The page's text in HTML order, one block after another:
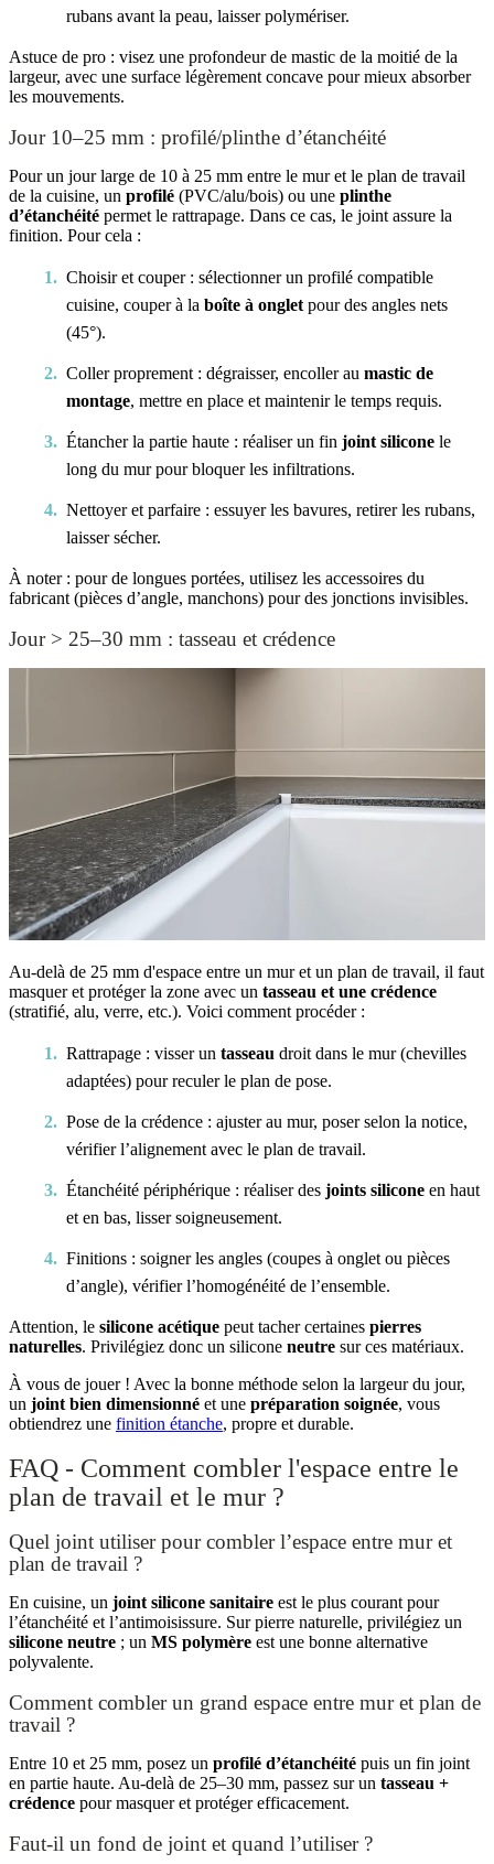
rubans avant la peau, laisser polymériser.
Astuce de pro : visez une profondeur de mastic de la moitié de la
largeur, avec une surface légèrement concave pour mieux absorber
les mouvements.
Jour 10–25 mm : profilé/plinthe d’étanchéité
Pour un jour large de 10 à 25 mm entre le mur et le plan de travail
de la cuisine, un profilé (PVC/alu/bois) ou une plinthe
d’étanchéité permet le rattrapage. Dans ce cas, le joint assure la
finition. Pour cela :
Choisir et couper : sélectionner un profilé compatible
cuisine, couper à la boîte à onglet pour des angles nets
(45°).
Coller proprement : dégraisser, encoller au mastic de
montage, mettre en place et maintenir le temps requis.
Étancher la partie haute : réaliser un fin joint silicone le
long du mur pour bloquer les infiltrations.
Nettoyer et parfaire : essuyer les bavures, retirer les rubans,
laisser sécher.
À noter : pour de longues portées, utilisez les accessoires du
fabricant (pièces d’angle, manchons) pour des jonctions invisibles.
Jour > 25–30 mm : tasseau et crédence
Au‑delà de 25 mm d'espace entre un mur et un plan de travail, il faut
masquer et protéger la zone avec un tasseau et une crédence
(stratifié, alu, verre, etc.). Voici comment procéder :
Rattrapage : visser un tasseau droit dans le mur (chevilles
adaptées) pour reculer le plan de pose.
Pose de la crédence : ajuster au mur, poser selon la notice,
vérifier l’alignement avec le plan de travail.
Étanchéité périphérique : réaliser des joints silicone en haut
et en bas, lisser soigneusement.
Finitions : soigner les angles (coupes à onglet ou pièces
d’angle), vérifier l’homogénéité de l’ensemble.
Attention, le silicone acétique peut tacher certaines pierres
naturelles. Privilégiez donc un silicone neutre sur ces matériaux.
À vous de jouer ! Avec la bonne méthode selon la largeur du jour,
un joint bien dimensionné et une préparation soignée, vous
obtiendrez une finition étanche, propre et durable.
FAQ - Comment combler l'espace entre le
plan de travail et le mur ?
Quel joint utiliser pour combler l’espace entre mur et
plan de travail ?
En cuisine, un joint silicone sanitaire est le plus courant pour
l’étanchéité et l’antimoisissure. Sur pierre naturelle, privilégiez un
silicone neutre ; un MS polymère est une bonne alternative
polyvalente.
Comment combler un grand espace entre mur et plan de
travail ?
Entre 10 et 25 mm, posez un profilé d’étanchéité puis un fin joint
en partie haute. Au‑delà de 25–30 mm, passez sur un tasseau +
crédence pour masquer et protéger efficacement.
Faut‑il un fond de joint et quand l’utiliser ?